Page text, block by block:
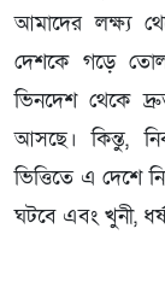
আমাদের লক্ষ্য
দেশকে গড়ে
ভিনদেশ থেকে
আসছে। কিন্তু,
ভিত্তিতে এ দেশে
ঘটবে এবং খুনী,